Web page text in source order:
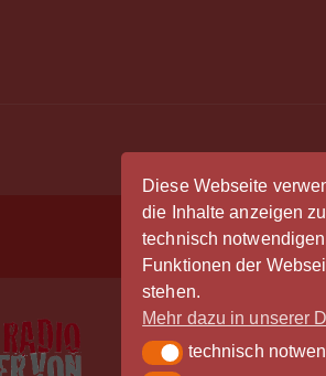
Diese Webseite
die Inhalte anzeigen
technisch
Funktionen der
stehen.
Mehr dazu in unserer
technisch notwendige
technisch